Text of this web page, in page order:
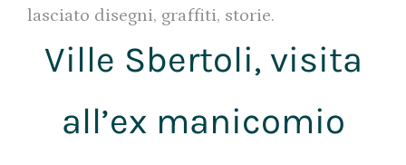
lasciato disegni, graffiti, storie.
Ville Sbertoli, visita
all’ex manicomio